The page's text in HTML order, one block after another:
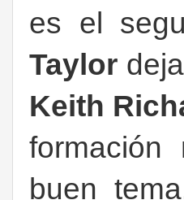
es el
Taylor
Keith
formación
buen